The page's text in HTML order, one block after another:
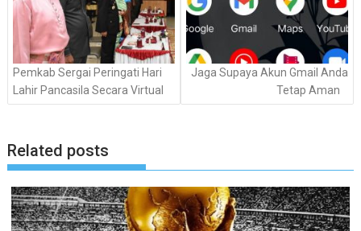
Pemkab Sergai Peringati Hari
Lahir Pancasila Secara Virtual
Jaga Supaya Akun Gmail Anda
Tetap Aman
Related posts